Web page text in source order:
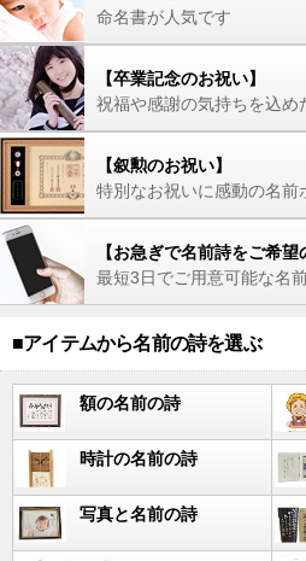
命名書が人気です
【卒業記念のお祝い】
祝福や感謝の気持ちを込め
【叙勲のお祝い】
特別なお祝いに感動の名前
【お急ぎで名前詩をご希望
最短3日でご用意可能な名
■アイテムから名前の詩を選ぶ
額の名前の詩
時計の名前の詩
写真と名前の詩